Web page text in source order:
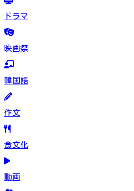
ドラマ
映画祭
韓国語
作文
食文化
動画